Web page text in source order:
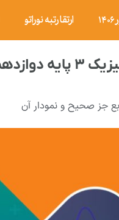
ارتقا رتبه نوراتو
با پاسخ تشریحی
جز صحیح و نمودار آن